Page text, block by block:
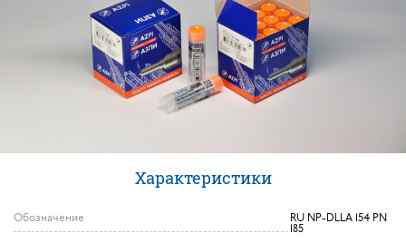
Характеристики
Обозначение
RU NP-DLLA 154 PN
185